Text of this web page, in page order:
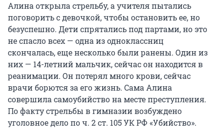
Алина открыла стрельбу, а учителя пытались
поговорить с девочкой, чтобы остановить ее, но
безуспешно. Дети спрятались под партами, но это
не спасло всех — одна из одноклассниц
скончалась, еще несколько были ранены. Один из
них — 14-летний мальчик, сейчас он находится в
реанимации. Он потерял много крови, сейчас
врачи борются за его жизнь. Сама Алина
совершила самоубийство на месте преступления.
По факту стрельбы в гимназии возбуждено
уголовное дело по ч. 2 ст. 105 УК РФ «Убийство».